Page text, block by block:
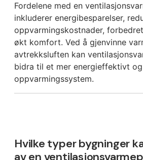
Fordelene med en
inkluderer energibesparelser,
oppvarmingskostnader,
økt komfort. Ved å gjenvinne
avtrekksluften kan
bidra til et mer energieffektivt
oppvarmingssystem.
Hvilke typer bygninger
av en